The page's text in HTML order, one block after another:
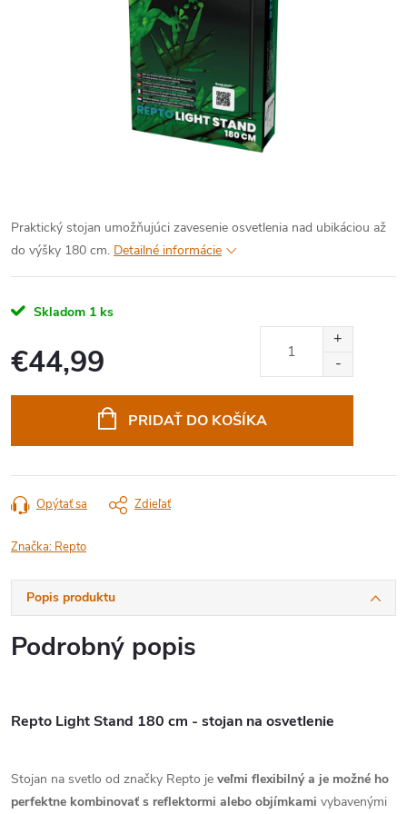
Praktický stojan umožňujúci zavesenie osvetlenia nad ubikáciou až
do výšky 180 cm. Detailné informácie
Skladom 1 ks
€44,99
PRIDAŤ DO KOŠÍKA
Opýtať sa Zdieľať
Značka: Repto
Popis produktu
Podrobný popis
Repto Light Stand 180 cm - stojan na osvetlenie
Stojan na svetlo od značky Repto je veľmi flexibilný a je možné ho
perfektne kombinovať s reflektormi alebo objímkami vybavenými